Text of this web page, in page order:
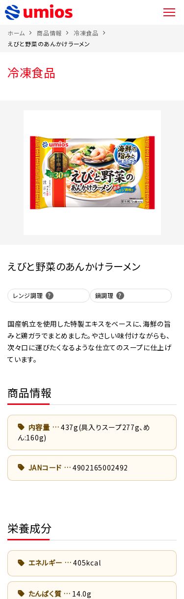
ホーム 商品情報
冷凍食品
えびと野菜のあんかけラーメン
冷凍食品
えびと野菜のあんかけラーメン
レンジ調理 鍋調理
国産帆立を使用した特製エキスをベースに、海鮮の旨
みと鶏ガラでまとめました。やさしい味付けながらも、
次々口に運びたくなるような仕立てのスープに仕上げ
ています。
商品情報
内容量
437g(具入りスープ277g、め
ん:160g)
JANコード 4902165002492
栄養成分
エネルギー 405kcal
たんぱく質 14.0g